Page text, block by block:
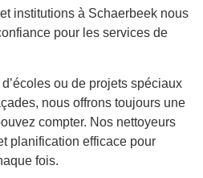
institutions à Schaerbeek nous
pour les services de
ou de projets spéciaux
nous offrons toujours une
compter. Nos nettoyeurs
planification efficace pour
fois.